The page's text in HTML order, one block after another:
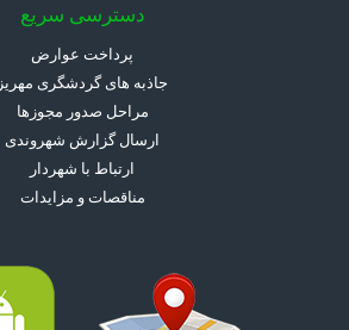
دسترسی سریع
پرداخت عوارض
جاذبه های گردشگری مهریز
مراحل صدور مجوزها
ارسال گزارش شهروندی
ارتباط با شهردار
مناقصات و مزایدات